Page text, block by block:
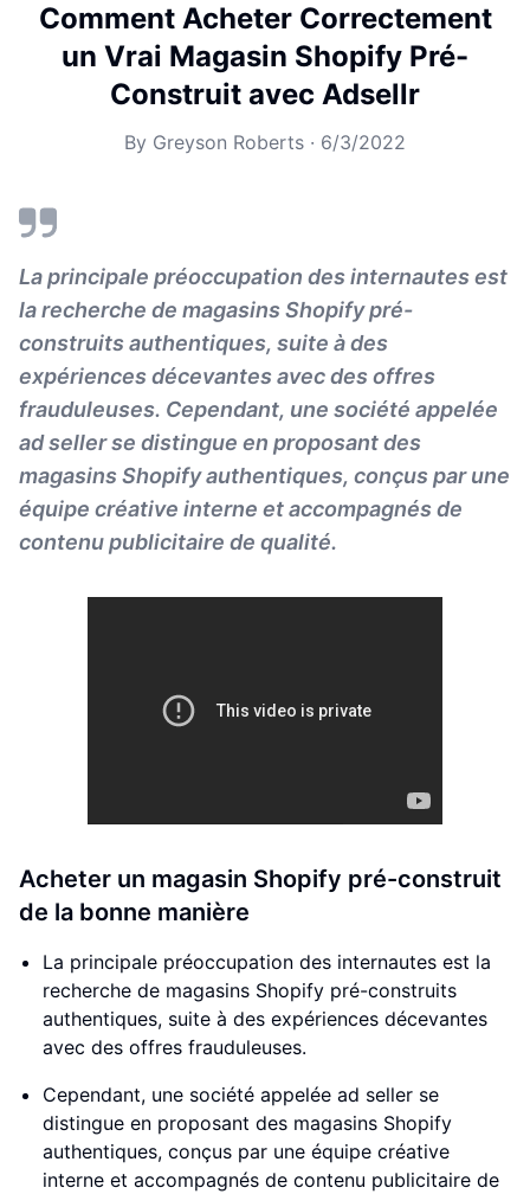
Comment Acheter Correctement
un Vrai Magasin Shopify Pré-
Construit avec Adsellr
By Greyson Roberts · 6/3/2022
La principale préoccupation des internautes est
la recherche de magasins Shopify pré-
construits authentiques, suite à des
expériences décevantes avec des offres
frauduleuses. Cependant, une société appelée
ad seller se distingue en proposant des
magasins Shopify authentiques, conçus par une
équipe créative interne et accompagnés de
contenu publicitaire de qualité.
Acheter un magasin Shopify pré-construit
de la bonne manière
La principale préoccupation des internautes est la
recherche de magasins Shopify pré-construits
authentiques, suite à des expériences décevantes
avec des offres frauduleuses.
Cependant, une société appelée ad seller se
distingue en proposant des magasins Shopify
authentiques, conçus par une équipe créative
interne et accompagnés de contenu publicitaire de